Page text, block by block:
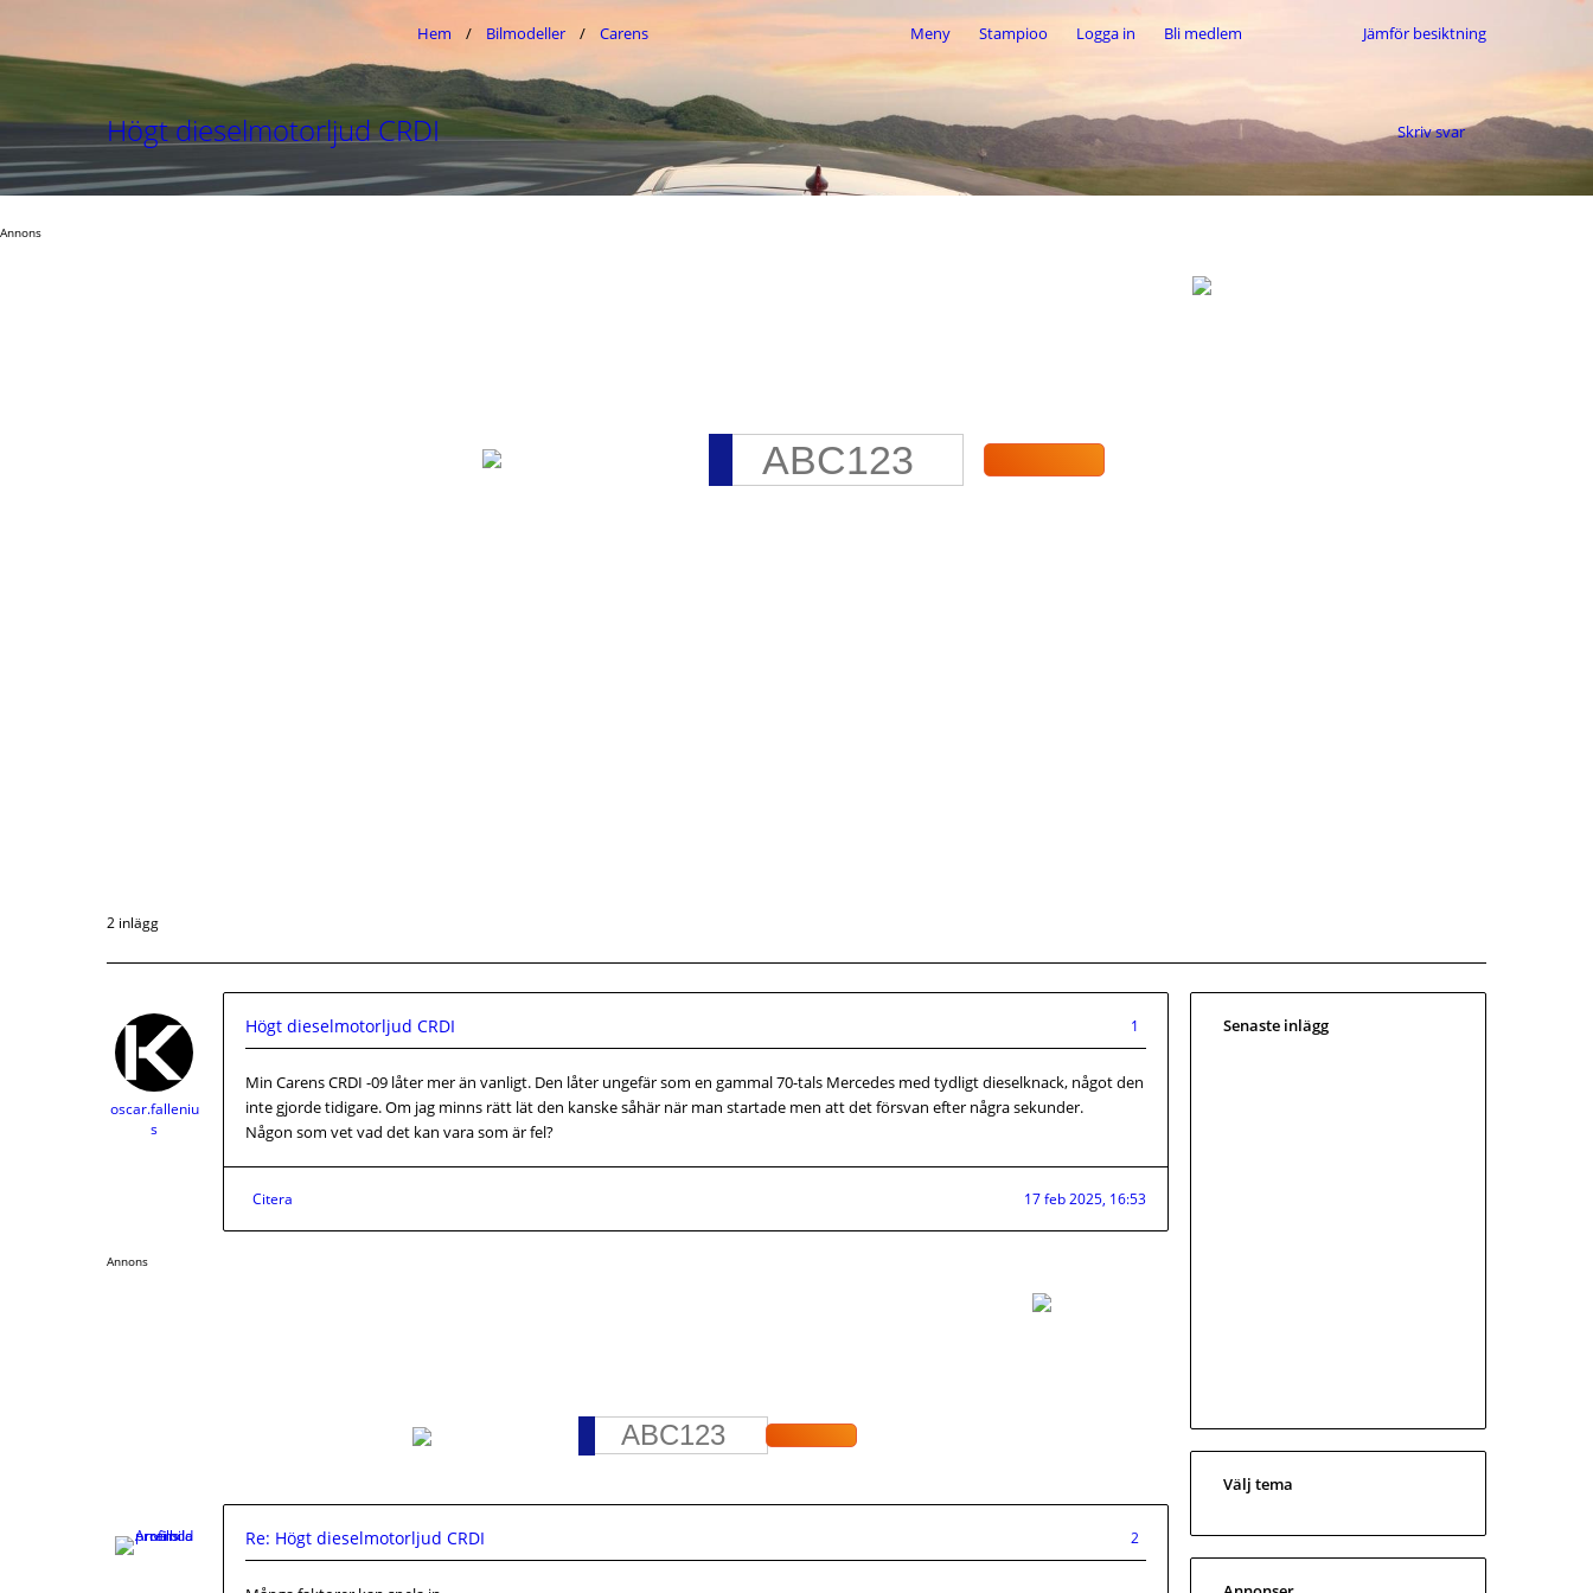
Meny Stampioo Logga in Bli medlem Jämför besiktning
Hem Bilmodeller Carens
Högt dieselmotorljud CRDI Skriv svar
Annons
2 inlägg
oscar.falleniu
s
Högt dieselmotorljud CRDI 1
Min Carens CRDI -09 låter mer än vanligt. Den låter ungefär som en gammal 70-tals Mercedes med tydligt dieselknack, något den
inte gjorde tidigare. Om jag minns rätt lät den kanske såhär när man startade men att det försvan efter några sekunder.
Någon som vet vad det kan vara som är fel?
Citera 17 feb 2025, 16:53
Annons
Re: Högt dieselmotorljud CRDI 2
Senaste inlägg
Välj tema